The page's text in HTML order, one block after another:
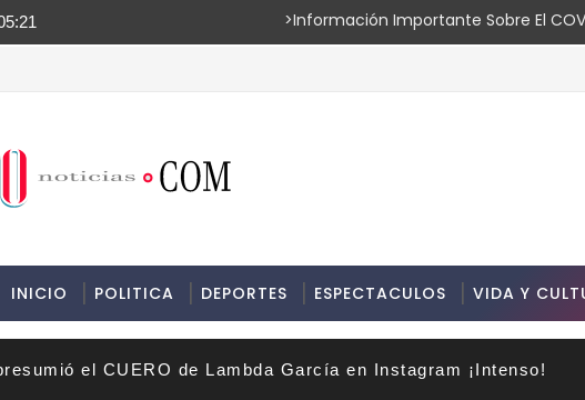
>Información Importante Sobre El
INICIO POLITICA DEPORTES ESPECTACULOS VIDA Y
el CUERO de Lambda García en Instagram ¡Intenso!